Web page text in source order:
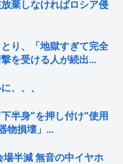
棄しなければロシア侵
り、「地獄すぎて完全
を受ける人が続出...
、、、
半身"を押し付け"使用
物損壊」...
場半減 無音の中イヤホ